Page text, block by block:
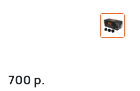
700 р.